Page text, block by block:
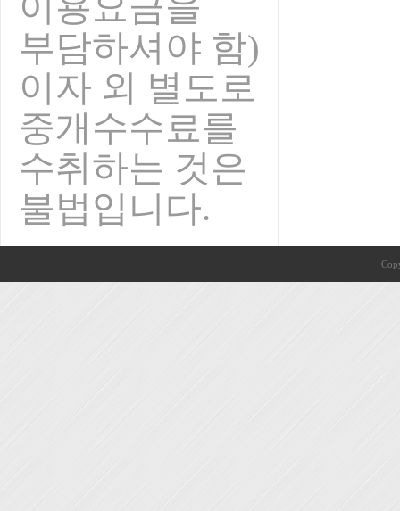
부담하셔야 함)
이자 외 별도로
중개수수료를
수취하는 것은
불법입니다.